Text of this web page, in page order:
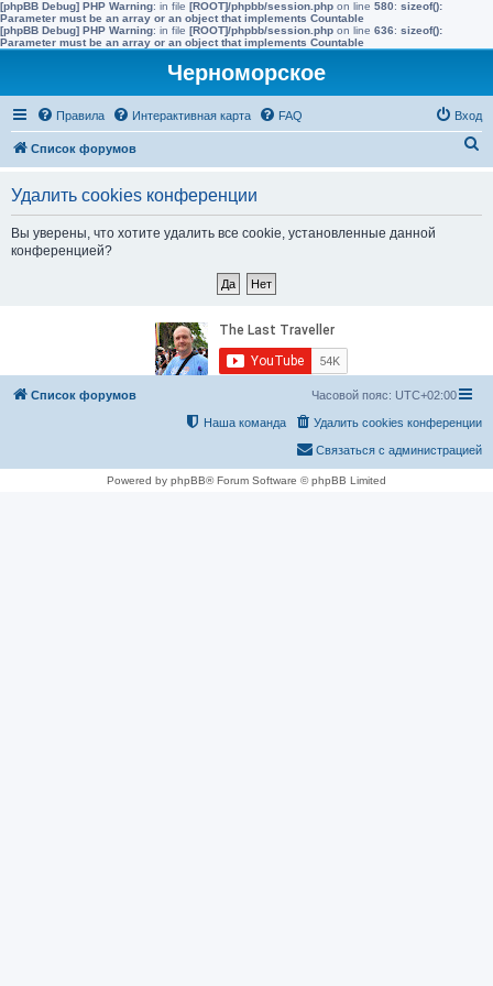
[phpBB Debug] PHP Warning: in file [ROOT]/phpbb/session.php on line 580: sizeof():
Parameter must be an array or an object that implements Countable
[phpBB Debug] PHP Warning: in file [ROOT]/phpbb/session.php on line 636: sizeof():
Parameter must be an array or an object that implements Countable
Черноморское
Правила Интерактивная карта FAQ Вход
Список форумов
Удалить cookies конференции
Вы уверены, что хотите удалить все cookie, установленные данной
конференцией?
Список форумов Часовой пояс: UTC+02:00
Удалить cookies конференции
Наша команда
Связаться с администрацией
Powered by phpBB® Forum Software © phpBB Limited